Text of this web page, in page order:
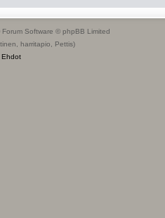
Forum Software © phpBB Limited
harritapio, Pettis)
Ehdot